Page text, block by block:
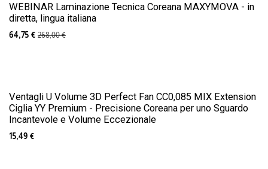
WEBINAR Laminazione Tecnica Coreana MAXYMOVA - in
diretta, lingua italiana
64,75 € 268,00€
Ventagli U Volume 3D Perfect Fan CC0,085 MIX Extension
Ciglia YY Premium - Precisione Coreana per uno Sguardo
Incantevole e Volume Eccezionale
15,49 €